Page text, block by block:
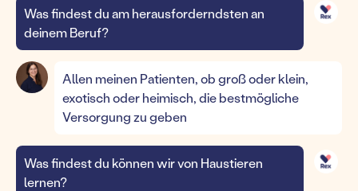
Was findest du am herausforderndsten an
deinem Beruf?
Allen meinen Patienten, ob groß oder klein,
exotisch oder heimisch, die bestmögliche
Versorgung zu geben
Was findest du können wir von Haustieren
lernen?